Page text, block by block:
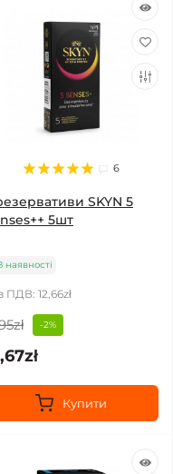
6
SKYN 5
5шт
наявності
ПДВ: 12,66zł
-2%
Купити